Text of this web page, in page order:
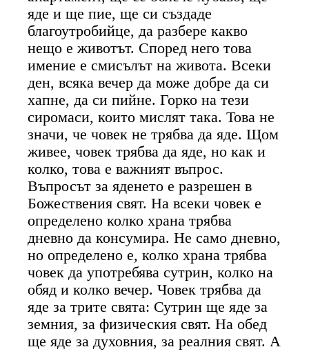
яде и ще пие, ще си създаде
благоутробийце, да разбере какво
нещо е животът. Според него това
имение е смисълът на живота. Всеки
ден, всяка вечер да може добре да си
хапне, да си пийне. Горко на тези
сиромаси, които мислят така. Това не
значи, че човек не трябва да яде. Щом
живее, човек трябва да яде, но как и
колко, това е важният въпрос.
Въпросът за яденето е разрешен в
Божествения свят. На всеки човек е
определено колко храна трябва
дневно да консумира. Не само дневно,
но определено е, колко храна трябва
човек да употребява сутрин, колко на
обяд и колко вечер. Човек трябва да
яде за трите свята: Сутрин ще яде за
земния, за физическия свят. На обед
ще яде за духовния, за реалния свят. А